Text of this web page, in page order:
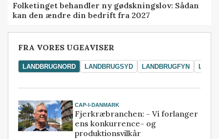
Folketinget behandler ny gødskningslov: Sådan
kan den ændre din bedrift fra 2027
FRA VORES UGEAVISER
LANDBRUGNORD LANDBRUGSYD LANDBRUGFYN
CAP-I-DANMARK
Fjerkræbranchen: - Vi forlanger
ens konkurrence- og
produktionsvilkår